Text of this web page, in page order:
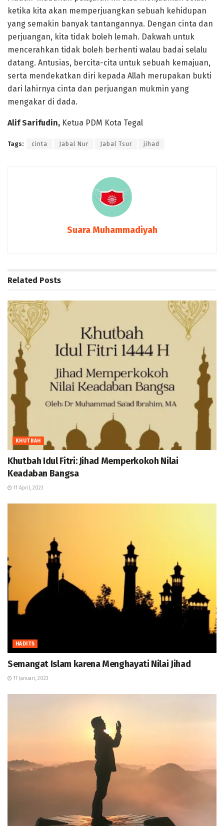
ketika kita akan memperjuangkan sebuah kehidupan
yang semakin banyak tantangannya. Dengan cinta dan
perjuangan, kita tidak boleh lemah. Dakwah untuk
mencerahkan tidak boleh berhenti walau badai selalu
datang. Antusias, bercita-cita untuk sebuah kemajuan,
serta mendekatkan diri kepada Allah merupakan bukti
dari lahirnya cinta dan perjuangan mukmin yang
mengakar di dada.
Alif Sarifudin, Ketua PDM Kota Tegal
Tags: cinta Jabal Nur Jabal Tsur jihad
Suara Muhammadiyah
Related Posts
KHUTBAH
Khutbah Idul Fitri: Jihad Memperkokoh Nilai
Keadaban Bangsa
11 April, 2023
HADITS
Semangat Islam karena Menghayati Nilai Jihad
11 Januari, 2023